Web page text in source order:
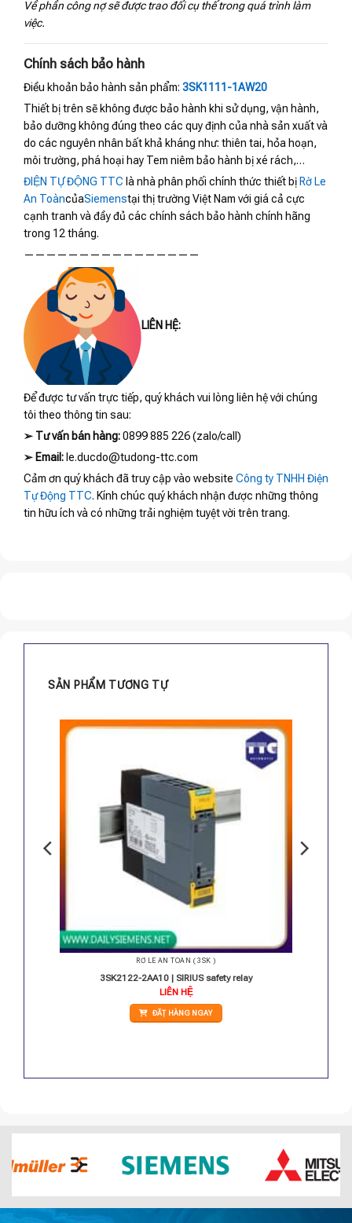
Về phần công nợ sẽ được trao đổi cụ thể trong quá trình làm
việc.
Chính sách bảo hành
Điều khoản bảo hành sản phẩm: 3SK1111-1AW20
Thiết bị trên sẽ không được bảo hành khi sử dụng, vận hành,
bảo dưỡng không đúng theo các quy định của nhà sản xuất và
do các nguyên nhân bất khả kháng như: thiên tai, hỏa hoạn,
môi trường, phá hoại hay Tem niêm bảo hành bị xé rách,…
ĐIỆN TỰ ĐỘNG TTC là nhà phân phối chính thức thiết bị Rờ Le
An ToàncủaSiemenstại thị trường Việt Nam với giá cả cực
cạnh tranh và đầy đủ các chính sách bảo hành chính hãng
trong 12 tháng.
————————————————
LIÊN HỆ:
Để được tư vấn trực tiếp, quý khách vui lòng liên hệ với chúng
tôi theo thông tin sau:
➢ Tư vấn bán hàng:0899 885 226 (zalo/call)
➢ Email: le.ducdo@tudong-ttc.com
Cảm ơn quý khách đã truy cập vào website Công ty TNHH Điện
Tự Động TTC. Kính chúc quý khách nhận được những thông
tin hữu ích và có những trải nghiệm tuyệt vời trên trang.
SẢN PHẨM TƯƠNG TỰ
RỜ LE AN TOÀN ( 3SK )
3SK2122-2AA10 | SIRIUS safety relay
LIÊN HỆ
ĐẶT HÀNG NGAY